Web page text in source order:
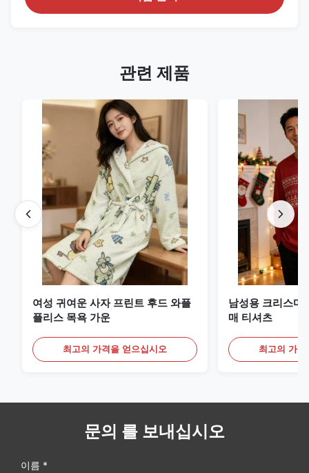
관련 제품
여성 귀여운 사자 프린트 후드 와플
플리스 목욕 가운
최고의 가격을 얻으십시오
남성용 크리스마
매 티셔츠
최고의 가
문의 를 보내십시오
이름 *